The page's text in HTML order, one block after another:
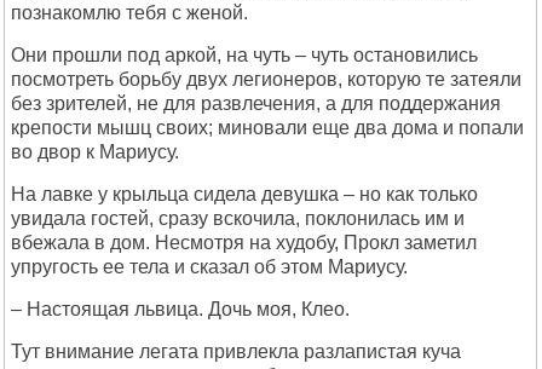
познакомлю тебя с женой.
Они прошли под аркой, на чуть – чуть остановились
посмотреть борьбу двух легионеров, которую те затеяли
без зрителей, не для развлечения, а для поддержания
крепости мышц своих; миновали еще два дома и попали
во двор к Мариусу.
На лавке у крыльца сидела девушка – но как только
увидала гостей, сразу вскочила, поклонилась им и
вбежала в дом. Несмотря на худобу, Прокл заметил
упругость ее тела и сказал об этом Мариусу.
– Настоящая львица. Дочь моя, Клео.
Тут внимание легата привлекла разлапистая куча